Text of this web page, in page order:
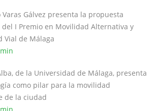
Gálvez presenta la propuesta
I Premio en Movilidad Alternativa y
Vial de Málaga
de la Universidad de Málaga, presenta
como pilar para la movilidad
de la ciudad